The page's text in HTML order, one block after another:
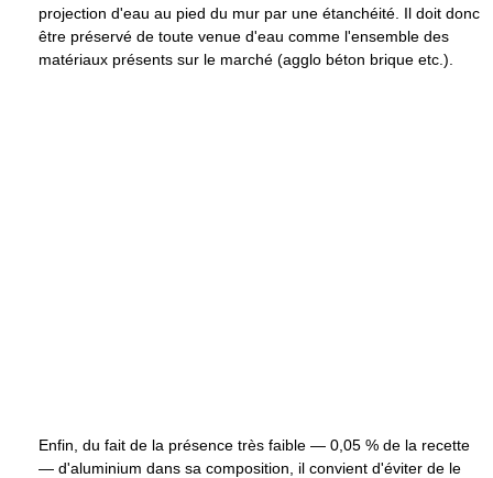
projection d'eau au pied du mur par une étanchéité. Il doit donc
être préservé de toute venue d'eau comme l'ensemble des
matériaux présents sur le marché (agglo béton brique etc.).
Enfin, du fait de la présence très faible — 0,05 % de la recette
— d'aluminium dans sa composition, il convient d'éviter de le